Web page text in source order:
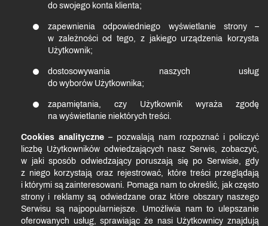
do swojego konta klienta;
zapewnienia odpowiedniego wyświetlanie strony –
w zależności od tego, z jakiego urządzenia korzysta
Użytkownik;
dostosowywania naszych usług
do wyborów Użytkownika;
zapamiętania, czy Użytkownik wyraża zgodę
na wyświetlanie niektórych treści.
Cookies analityczne – pozwalają nam rozpoznać i policzyć
liczbę Użytkowników odwiedzających nasz Serwis, zobaczyć,
w jaki sposób odwiedzający poruszają się po Serwisie, gdy
z niego korzystają oraz rejestrować, które treści przeglądają
i którymi są zainteresowani. Pomaga nam to określić, jak często
strony i reklamy są odwiedzane oraz które obszary naszego
Serwisu są najpopularniejsze. Umożliwia nam to ulepszanie
oferowanych usług, sprawiając że nasi Użytkownicy znajdują